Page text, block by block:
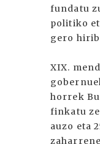
fundatu
politiko
gero
XIX.
horrek
finkatu
auzo eta